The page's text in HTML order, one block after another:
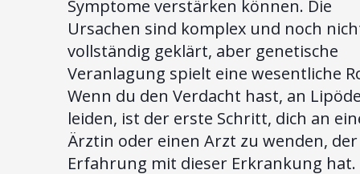
Symptome verstärken können. Die
Ursachen sind komplex und noch
vollständig geklärt, aber genetische
Veranlagung spielt eine wesentliche
Wenn du den Verdacht hast, an
leiden, ist der erste Schritt, dich an
Ärztin oder einen Arzt zu wenden, der
Erfahrung mit dieser Erkrankung hat.